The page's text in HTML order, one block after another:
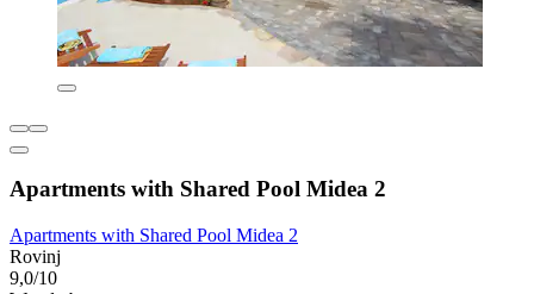
Apartments with Shared Pool Midea 2
Apartments with Shared Pool Midea 2
Rovinj
9,0/10